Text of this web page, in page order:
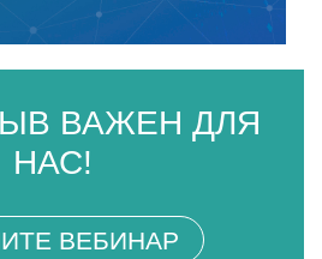
ВАЖЕН ДЛЯ
НАС!
ВЕБИНАР